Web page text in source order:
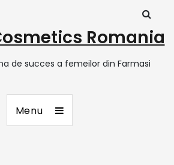
Romania
de succes a femeilor din Farmasi
Menu